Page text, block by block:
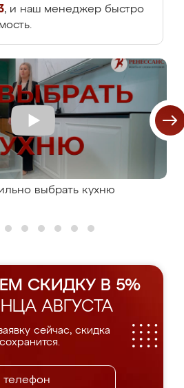
, и наш менеджер быстро
выбрать кухню
СКИДКУ В 5%
АВГУСТА
сейчас, скидка
сохранится.